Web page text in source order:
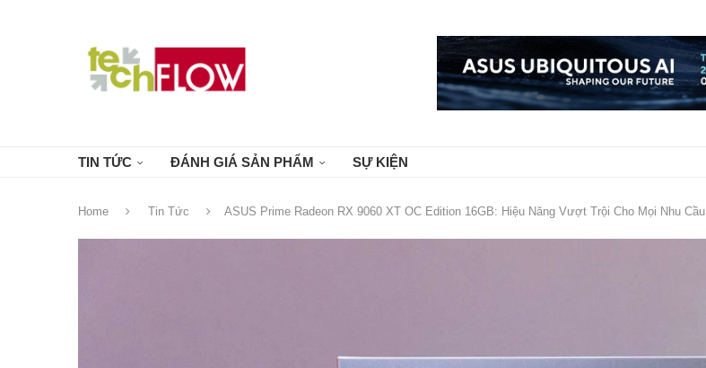
TIN TỨC ĐÁNH GIÁ SẢN PHẨM SỰ KIỆN
Home Tin Tức ASUS Prime Radeon RX 9060 XT OC Edition 16GB: Hiệu Năng Vượt Trội Cho Mọi Nhu Cầu